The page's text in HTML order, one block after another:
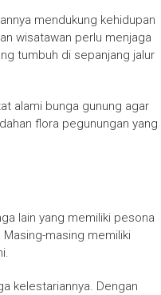
mendukung kehidupan
wisatawan perlu menjaga
tumbuh di sepanjang jalur
alami bunga gunung agar
flora pegunungan yang
lain yang memiliki pesona
masing memiliki
kelestariannya. Dengan